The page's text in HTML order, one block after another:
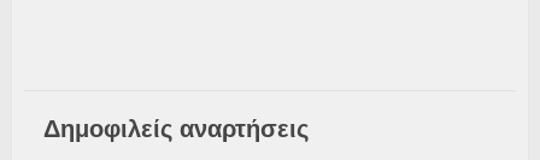
Δημοφιλείς αναρτήσεις